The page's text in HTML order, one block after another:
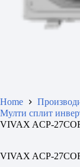
Home
Мулти сплит
VIVAX ACP-
VIVAX ACP-